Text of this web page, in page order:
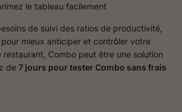
le tableau facilement
de suivi des ratios de productivité,
pour mieux anticiper et contrôler votre
Combo peut être une solution
de 7 jours pour tester Combo sans frais